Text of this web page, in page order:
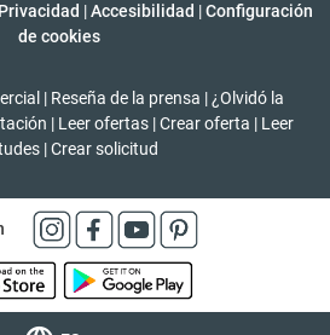
| Accesibilidad | Configuración
de cookies
| Reseña de la prensa | ¿Olvidó la
| Leer ofertas | Crear oferta | Leer
|Crear solicitud